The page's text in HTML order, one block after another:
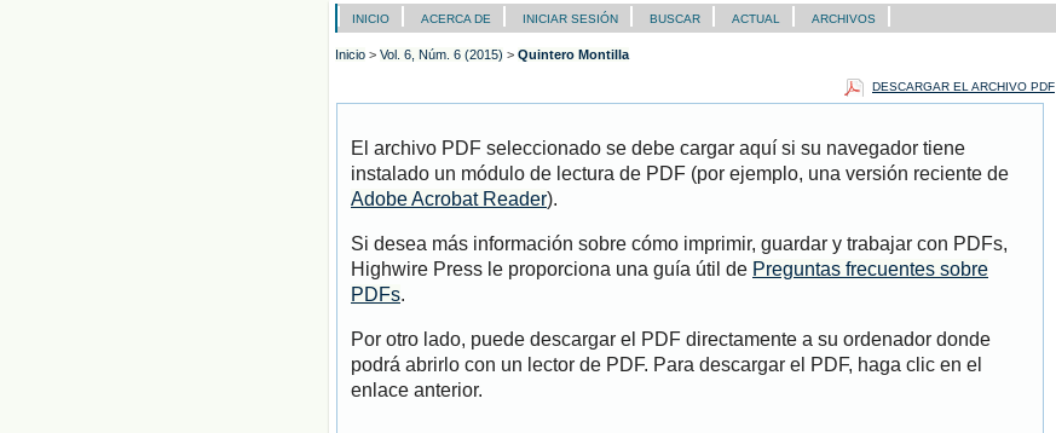
INICIO ACERCA DE INICIAR SESIÓN BUSCAR ACTUAL ARCHIVOS
Inicio > Vol. 6, Núm. 6 (2015) > Quintero Montilla
DESCARGAR EL ARCHIVO PDF
El archivo PDF seleccionado se debe cargar aquí si su navegador tiene
instalado un módulo de lectura de PDF (por ejemplo, una versión reciente de
Adobe Acrobat Reader).
Si desea más información sobre cómo imprimir, guardar y trabajar con PDFs,
Highwire Press le proporciona una guía útil de Preguntas frecuentes sobre
PDFs.
Por otro lado, puede descargar el PDF directamente a su ordenador donde
podrá abrirlo con un lector de PDF. Para descargar el PDF, haga clic en el
enlace anterior.